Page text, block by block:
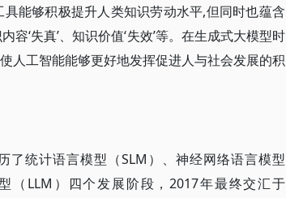
能够积极提升人类知识劳动水平,但同时也蕴含
容‘失真’、知识价值‘失效’等。在生成式大模型时
人工智能能够更好地发挥促进人与社会发展的积
统计语言模型（SLM）、神经网络语言模型
（LLM）四个发展阶段，2017年最终交汇于